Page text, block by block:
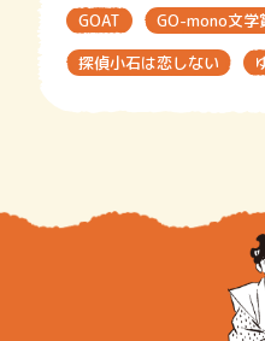
GOAT GO-mono文学
探偵小石は恋しない